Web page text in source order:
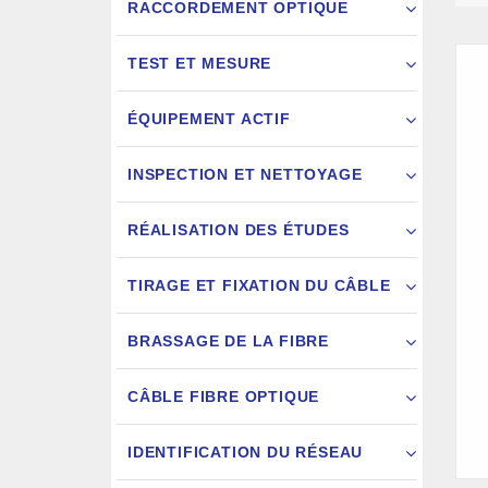
RACCORDEMENT OPTIQUE
TEST ET MESURE
ÉQUIPEMENT ACTIF
INSPECTION ET NETTOYAGE
RÉALISATION DES ÉTUDES
TIRAGE ET FIXATION DU CÂBLE
BRASSAGE DE LA FIBRE
CÂBLE FIBRE OPTIQUE
IDENTIFICATION DU RÉSEAU